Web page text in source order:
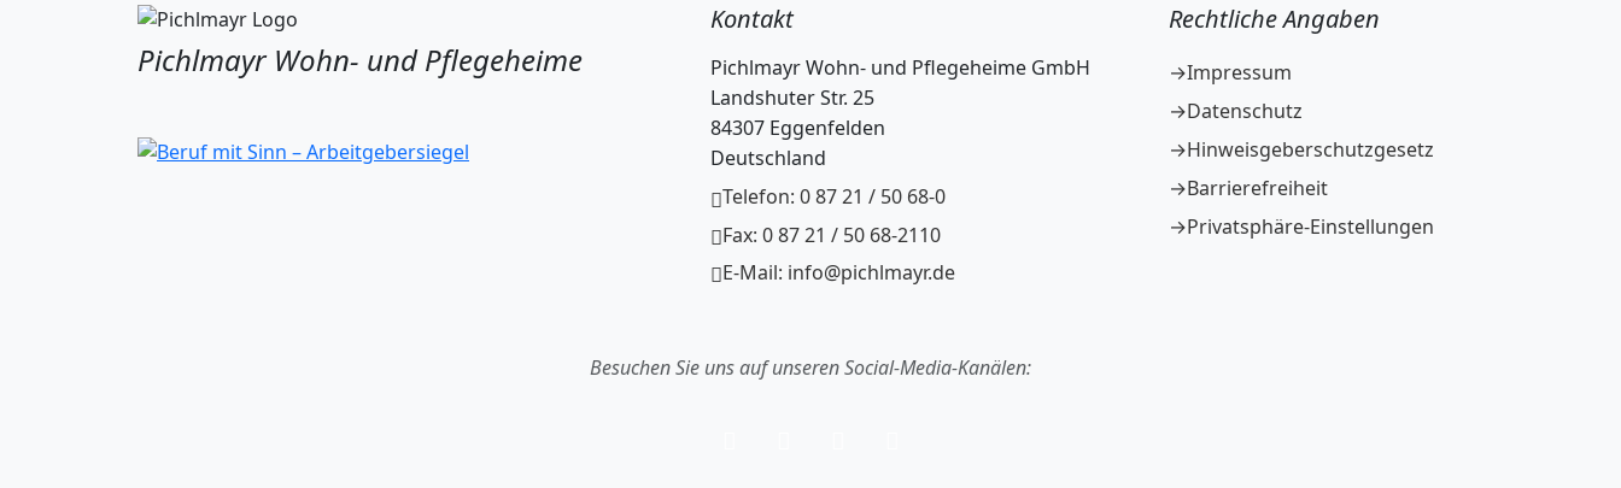
Pichlmayr Wohn- und Pflegeheime
Kontakt
Pichlmayr Wohn- und Pflegeheime GmbH
Landshuter Str. 25
84307 Eggenfelden
Deutschland
Telefon: 0 87 21 / 50 68-0
Fax: 0 87 21 / 50 68-2110
E-Mail: info@pichlmayr.de
Rechtliche Angaben
Impressum
Datenschutz
Hinweisgeberschutzgesetz
Barrierefreiheit
Privatsphäre-Einstellungen
Besuchen Sie uns auf unseren Social-Media-Kanälen: